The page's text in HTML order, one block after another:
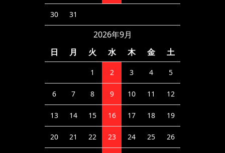
30 31
2026年9月
日
月 火 水 木 金 土
1 2 3 4 5
6 7 8 9 10 11 12
13 14 15 16 17 18 19
20 21 22 23 24 25 26